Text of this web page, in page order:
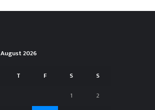
August 2026
T F S
S
1
2